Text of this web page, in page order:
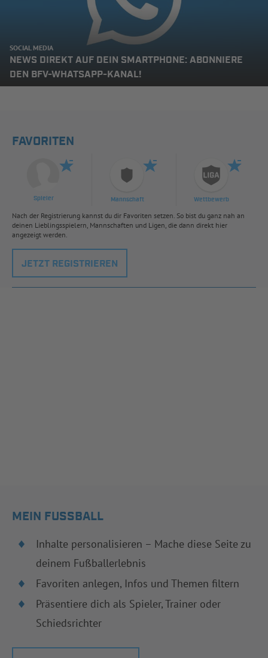
SOCIAL MEDIA
NEWS DIREKT AUF DEIN SMARTPHONE: ABONNIERE
DEN BFV-WHATSAPP-KANAL!
FAVORITEN
Spieler Mannschaft Wettbewerb
Nach der Registrierung kannst du dir Favoriten setzen. So bist du ganz nah an
deinen Lieblingsspielern, Mannschaften und Ligen, die dann direkt hier
angezeigt werden.
JETZT REGISTRIEREN
MEIN FUSSBALL
Inhalte personalisieren – Mache diese Seite zu
deinem Fußballerlebnis
Favoriten anlegen, Infos und Themen filtern
Präsentiere dich als Spieler, Trainer oder
Schiedsrichter